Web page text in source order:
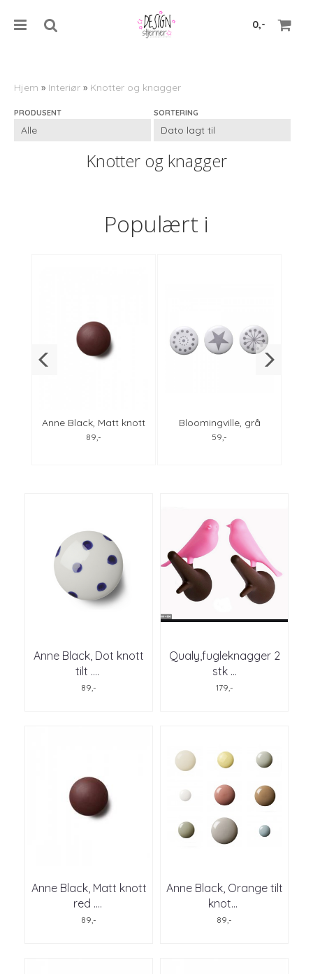
0,-
Hjem » Interiør » Knotter og knagger
PRODUSENT SORTERING
Knotter og knagger
Populært i
Anne Black, Matt knott
red brown alle
89,-
Bloomingville, grå
knagger , 5 cm i
59,-
Anne Black, Dot knott
tilt ....
89,-
Qualy,fugleknagger 2
stk ...
179,-
Anne Black, Matt knott
red ....
89,-
Anne Black, Orange tilt
knot...
89,-